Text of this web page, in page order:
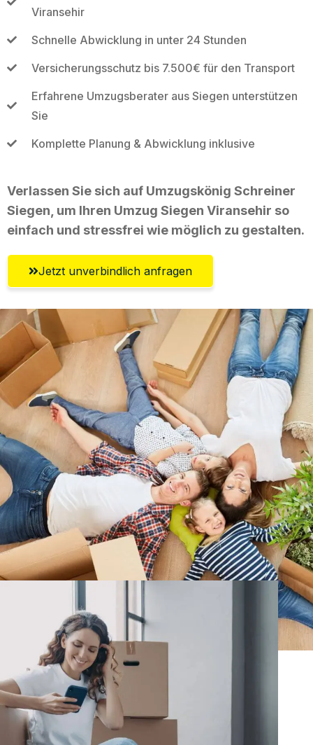
Viransehir
Schnelle Abwicklung in unter 24 Stunden
Versicherungsschutz bis 7.500€ für den Transport
Erfahrene Umzugsberater aus Siegen unterstützen
Sie
Komplette Planung & Abwicklung inklusive
Verlassen Sie sich auf Umzugskönig Schreiner
Siegen, um Ihren Umzug Siegen Viransehir so
einfach und stressfrei wie möglich zu gestalten.
Jetzt unverbindlich anfragen